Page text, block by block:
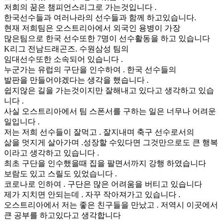
저희의 꿈은 챔피언스리그로 가는것입니다 .
한국선수들과 여러나라의 선수들과 함께 하고있습니다.
현재 저희팀은 오스트리아에서 외국인 용병이 가장
많은팀으로 한국 선수또한 7명이 선수활동을 하고 있습니다
K리그 전남드래곤즈. 수원삼성 팀의
임대선수또한 소속되어 있습니다 .
누군가는 유럽의 구단을 인수하여 . 한국 선수들의
발판을 만들어야겠다는 생각을 했습니다 .
쉽지않은 길을 가는것이지만 잘해내고 있다고 생각하고 있습
니다 .
사실 오스트리아에서 팀 스폰서를 구하는 일은 너무나 어려운
일입니다 .
저는 저희 선수들이 잘먹고 . 잘지내며 축구 선수로서의
삶을 멋지게 살아가며 .성장할 수있다면 그것만으로도 큰 행복
이라고 생각하고 있습니다 .
최초 구단을 인수했을때 집을 팔면서까지 강행 하였습니다
보람도 있고 스릴도 있었습니다 .
코로나로 인하여 . 구단은 많은 어려움을 버티고 있습니다
제가 지치면 안되는데 . 자꾸 작아져가고 있습니다 .
오스트리아에서 저는 좋은 친구들을 만났고 . 저역시 이곳에서
큰 공부를 하고있다고 생각합니다